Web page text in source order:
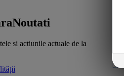
Noutati
si actiunile actuale de la